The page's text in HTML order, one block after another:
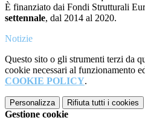
È finanziato dai Fondi Strutturali
settennale, dal 2014 al 2020.
Notizie
Questo sito o gli strumenti terzi da
cookie necessari al funzionamento
COOKIE POLICY.
Personalizza Rifiuta tutti i cookies
Gestione cookie